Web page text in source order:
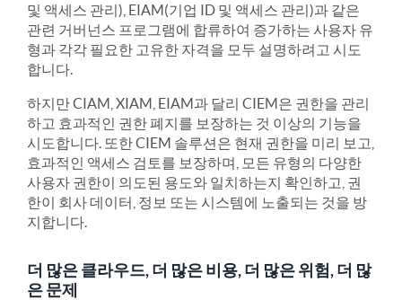
및 액세스 관리), EIAM(기업 ID 및 액세스 관리)과 같은
관련 거버넌스 프로그램에 합류하여 증가하는 사용자 유
형과 각각 필요한 고유한 자격을 모두 설명하려고 시도
합니다.
하지만 CIAM, XIAM, EIAM과 달리 CIEM은 권한을 관리
하고 효과적인 권한 폐지를 보장하는 것 이상의 기능을
시도합니다. 또한 CIEM 솔루션은 현재 권한을 미리 보고,
효과적인 액세스 검토를 보장하며, 모든 유형의 다양한
사용자 권한이 의도된 용도와 일치하는지 확인하고, 권
한이 회사 데이터, 정보 또는 시스템에 노출되는 것을 방
지합니다.
더 많은 클라우드, 더 많은 비용, 더 많은 위험, 더 많
은 문제